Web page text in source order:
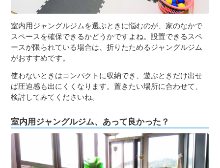
室内用ジャングルジムを選ぶときに悩むのが、家のなかで
スペースを確保できるかどうかですよね。設置できるスペ
ースが限られている場合は、折りたためるジャングルジム
がおすすめです。
使わないときはコンパクトに収納でき、遊ぶときだけ出せ
ば圧迫感も出にくくなります。置きたい場所に合わせて、
検討してみてくださいね。
室内用ジャングルジム、あって良かった？